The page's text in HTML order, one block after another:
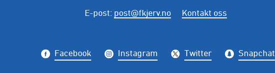
E-post: post@fkjerv.no Kontakt oss
Facebook Instagram Twitter Snapchat